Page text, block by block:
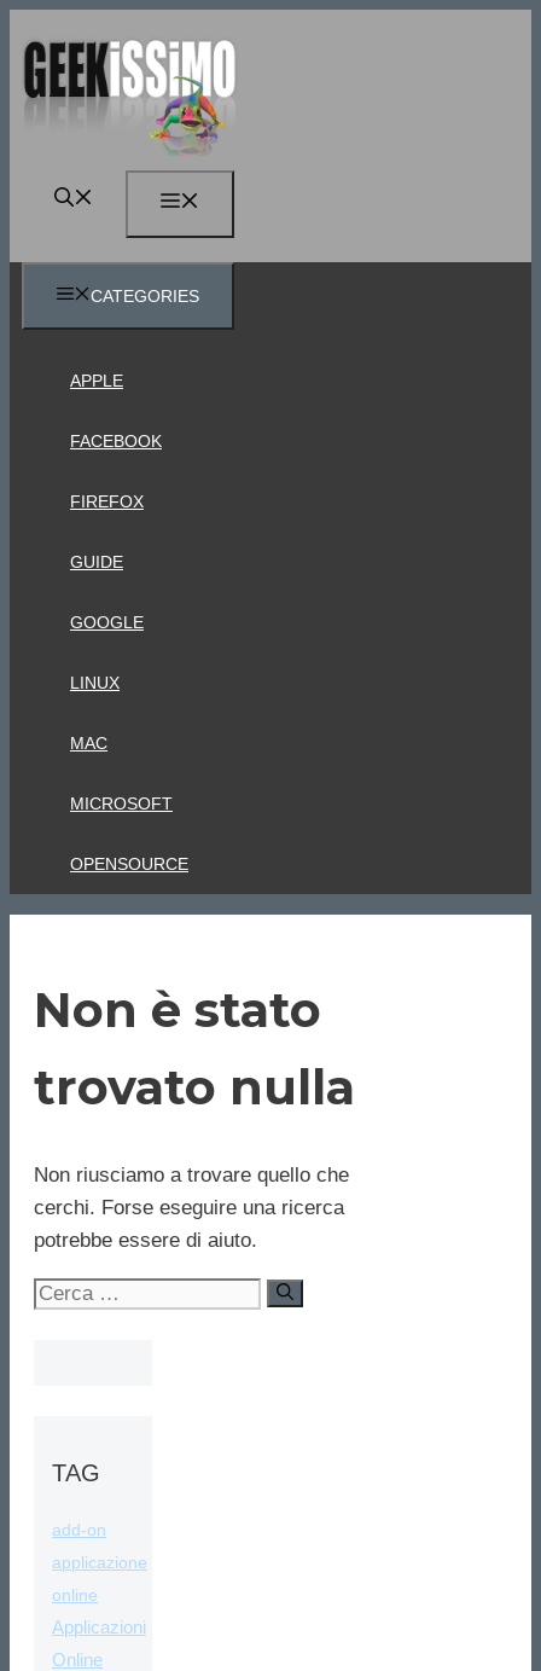
contenuto
CATEGORIES
APPLE
FACEBOOK
FIREFOX
GUIDE
GOOGLE
LINUX
MAC
MICROSOFT
OPENSOURCE
Non è stato
trovato nulla
Non riusciamo a trovare quello che
cerchi. Forse eseguire una ricerca
potrebbe essere di aiuto.
Ricerca
TAG
add-on
applicazione
online
Applicazioni
Online